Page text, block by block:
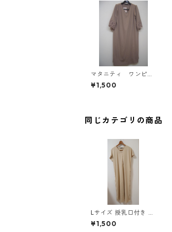
マタニティ ワンピー
ス 3L モカ IY-44
04
¥1,500
同じカテゴリの商品
Lサイズ 授乳口付き サ
イドボタンデザイン ワ
ンピース マタニティ
¥1,500